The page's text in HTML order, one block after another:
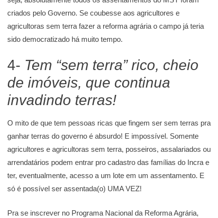
criados pelo Governo. Se coubesse aos agricultores e
agricultoras sem terra fazer a reforma agrária o campo já teria
sido democratizado há muito tempo.
4- Tem “sem terra” rico, cheio
de imóveis, que continua
invadindo terras!
O mito de que tem pessoas ricas que fingem ser sem terras pra
ganhar terras do governo é absurdo! E impossível. Somente
agricultores e agricultoras sem terra, posseiros, assalariados ou
arrendatários podem entrar pro cadastro das famílias do Incra e
ter, eventualmente, acesso a um lote em um assentamento. E
só é possível ser assentada(o) UMA VEZ!
Pra se inscrever no Programa Nacional da Reforma Agrária,